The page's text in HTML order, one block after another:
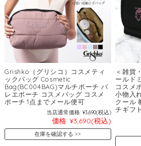
Grishko（グリシコ）コスメティ
ックバッグ Cosmetic
Bag(BC004BAG)マルチポーチ バ
レエポーチ コスメバッグ コスメ
ポーチ 1点までメール便可
当店通常価格: ¥3,690(税込)
価格: ¥3,690(税込)
在庫を確認する
＜雑貨
ールド
コスメ
小物入
クール
チギフ